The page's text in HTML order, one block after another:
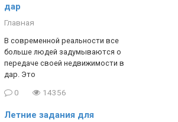
дар
Главная
В современной реальности все
больше людей задумываются о
передаче своей недвижимости в
дар. Это
0 14356
Летние задания для